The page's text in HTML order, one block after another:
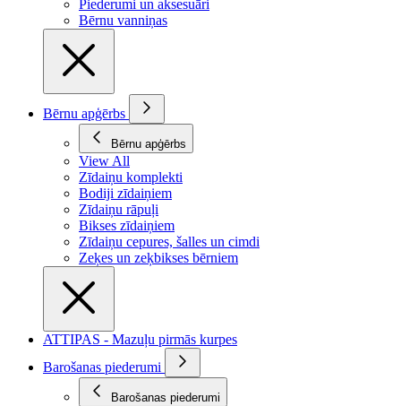
Piederumi un aksesuāri
Bērnu vanniņas
Bērnu apģērbs
Bērnu apģērbs
View All
Zīdaiņu komplekti
Bodiji zīdaiņiem
Zīdaiņu rāpuļi
Bikses zīdaiņiem
Zīdaiņu cepures, šalles un cimdi
Zeķes un zeķbikses bērniem
ATTIPAS - Mazuļu pirmās kurpes
Barošanas piederumi
Barošanas piederumi